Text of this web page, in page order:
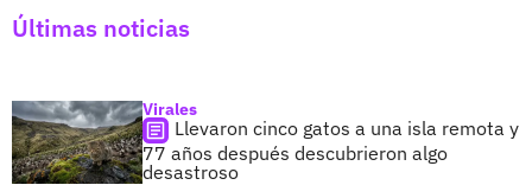
Últimas noticias
Virales
Llevaron cinco gatos a una isla remota y
77 años después descubrieron algo
desastroso